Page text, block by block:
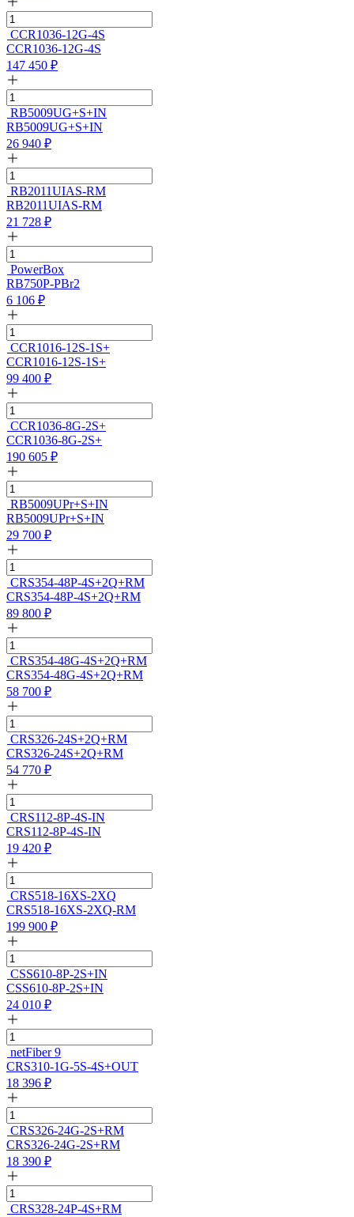
CCR1036-12G-4S
CCR1036-12G-4S
147 450 ₽
RB5009UG+S+IN
RB5009UG+S+IN
26 940 ₽
RB2011UIAS-RM
RB2011UIAS-RM
21 728 ₽
PowerBox
RB750P-PBr2
6 106 ₽
CCR1016-12S-1S+
CCR1016-12S-1S+
99 400 ₽
CCR1036-8G-2S+
CCR1036-8G-2S+
190 605 ₽
RB5009UPr+S+IN
RB5009UPr+S+IN
29 700 ₽
CRS354-48P-4S+2Q+RM
CRS354-48P-4S+2Q+RM
89 800 ₽
CRS354-48G-4S+2Q+RM
CRS354-48G-4S+2Q+RM
58 700 ₽
CRS326-24S+2Q+RM
CRS326-24S+2Q+RM
54 770 ₽
CRS112-8P-4S-IN
CRS112-8P-4S-IN
19 420 ₽
CRS518-16XS-2XQ
CRS518-16XS-2XQ-RM
199 900 ₽
CSS610-8P-2S+IN
CSS610-8P-2S+IN
24 010 ₽
netFiber 9
CRS310-1G-5S-4S+OUT
18 396 ₽
CRS326-24G-2S+RM
CRS326-24G-2S+RM
18 390 ₽
CRS328-24P-4S+RM